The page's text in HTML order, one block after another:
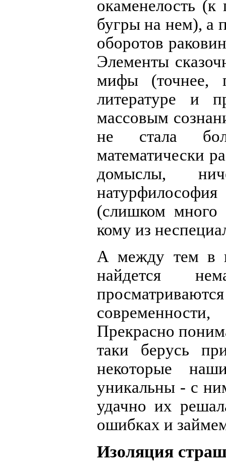
окаменелость
бугры на нем), а
оборотов
Элементы
мифы (точнее,
литературе и
массовым
не стала
математически
домыслы,
(слишком много
кому из
А между тем в
найдется
Прекрасно
таки берусь
некоторые
уникальны - с
удачно их
ошибках и
Изоляция